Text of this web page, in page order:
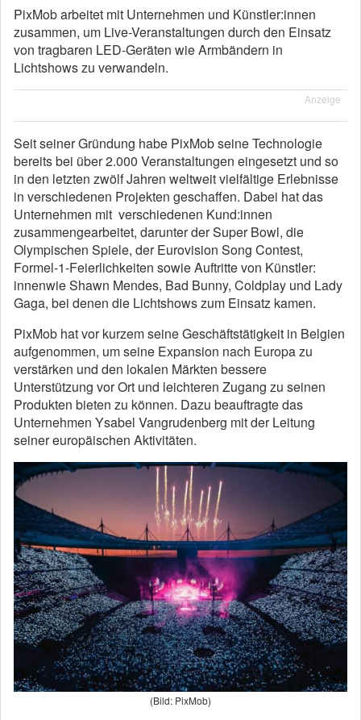
PixMob arbeitet mit Unternehmen und Künstler:innen
zusammen, um Live-Veranstaltungen durch den Einsatz
von tragbaren LED-Geräten wie Armbändern in
Lichtshows zu verwandeln.
Anzeige
Seit seiner Gründung habe PixMob seine Technologie
bereits bei über 2.000 Veranstaltungen eingesetzt und so
in den letzten zwölf Jahren weltweit vielfältige Erlebnisse
in verschiedenen Projekten geschaffen. Dabei hat das
Unternehmen mit verschiedenen Kund:innen
zusammengearbeitet, darunter der Super Bowl, die
Olympischen Spiele, der Eurovision Song Contest,
Formel-1-Feierlichkeiten sowie Auftritte von Künstler:
innenwie Shawn Mendes, Bad Bunny, Coldplay und Lady
Gaga, bei denen die Lichtshows zum Einsatz kamen.
PixMob hat vor kurzem seine Geschäftstätigkeit in Belgien
aufgenommen, um seine Expansion nach Europa zu
verstärken und den lokalen Märkten bessere
Unterstützung vor Ort und leichteren Zugang zu seinen
Produkten bieten zu können. Dazu beauftragte das
Unternehmen Ysabel Vangrudenberg mit der Leitung
seiner europäischen Aktivitäten.
(Bild: PixMob)